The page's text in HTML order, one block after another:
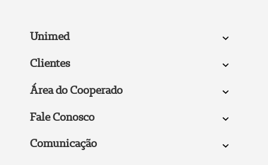
Unimed
Clientes
Área do Cooperado
Fale Conosco
Comunicação